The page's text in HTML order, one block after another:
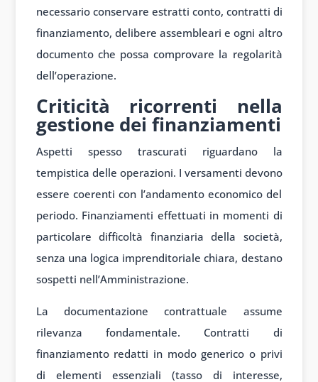
necessario conservare estratti conto, contratti di
finanziamento, delibere assembleari e ogni altro
documento che possa comprovare la regolarità
dell’operazione.
Criticità ricorrenti nella
gestione dei finanziamenti
Aspetti spesso trascurati riguardano la
tempistica delle operazioni. I versamenti devono
essere coerenti con l’andamento economico del
periodo. Finanziamenti effettuati in momenti di
particolare difficoltà finanziaria della società,
senza una logica imprenditoriale chiara, destano
sospetti nell’Amministrazione.
La documentazione contrattuale assume
rilevanza fondamentale. Contratti di
finanziamento redatti in modo generico o privi
di elementi essenziali (tasso di interesse,